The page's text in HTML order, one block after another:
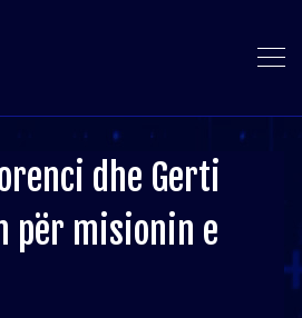
dhe Gerti
për misionin e